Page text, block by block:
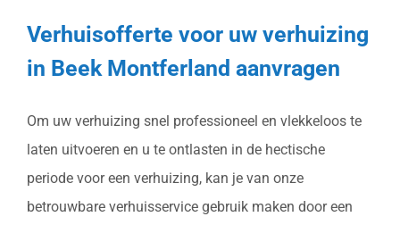
Verhuisofferte voor uw verhuizing
in Beek Montferland aanvragen
Om uw verhuizing snel professioneel en vlekkeloos te
laten uitvoeren en u te ontlasten in de hectische
periode voor een verhuizing, kan je van onze
betrouwbare verhuisservice gebruik maken door een